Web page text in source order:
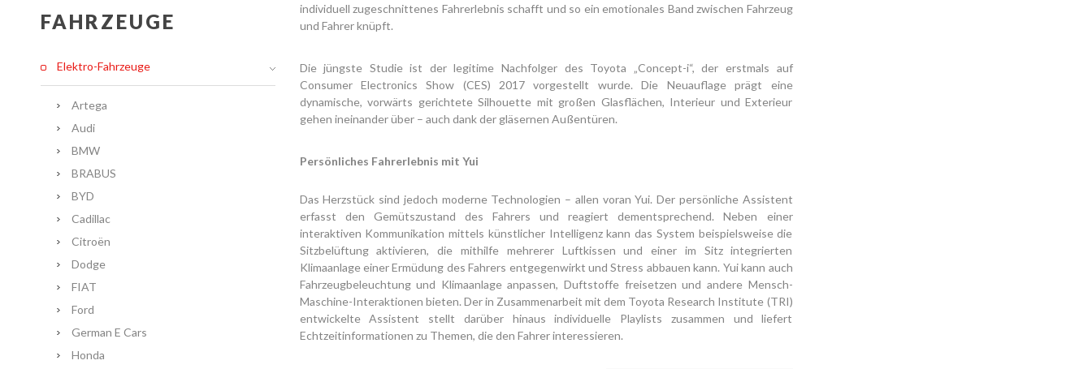
individuell zugeschnittenes Fahrerlebnis schafft und so ein emotionales Band zwischen Fahrzeug
und Fahrer knüpft.
Die jüngste Studie ist der legitime Nachfolger des Toyota „Concept-i“, der erstmals auf
Consumer Electronics Show (CES) 2017 vorgestellt wurde. Die Neuauflage prägt eine
dynamische, vorwärts gerichtete Silhouette mit großen Glasflächen, Interieur und Exterieur
gehen ineinander über – auch dank der gläsernen Außentüren.
Persönliches Fahrerlebnis mit Yui
Das Herzstück sind jedoch moderne Technologien – allen voran Yui. Der persönliche Assistent
erfasst den Gemütszustand des Fahrers und reagiert dementsprechend. Neben einer
interaktiven Kommunikation mittels künstlicher Intelligenz kann das System beispielsweise die
Sitzbelüftung aktivieren, die mithilfe mehrerer Luftkissen und einer im Sitz integrierten
Klimaanlage einer Ermüdung des Fahrers entgegenwirkt und Stress abbauen kann. Yui kann auch
Fahrzeugbeleuchtung und Klimaanlage anpassen, Duftstoffe freisetzen und andere Mensch-
Maschine-Interaktionen bieten. Der in Zusammenarbeit mit dem Toyota Research Institute (TRI)
entwickelte Assistent stellt darüber hinaus individuelle Playlists zusammen und liefert
Echtzeitinformationen zu Themen, die den Fahrer interessieren.
FAHRZEUGE
Elektro-Fahrzeuge
Artega
Audi
BMW
BRABUS
BYD
Cadillac
Citroën
Dodge
FIAT
Ford
German E Cars
Honda